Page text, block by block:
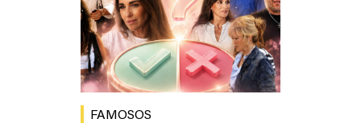
FAMOSOS